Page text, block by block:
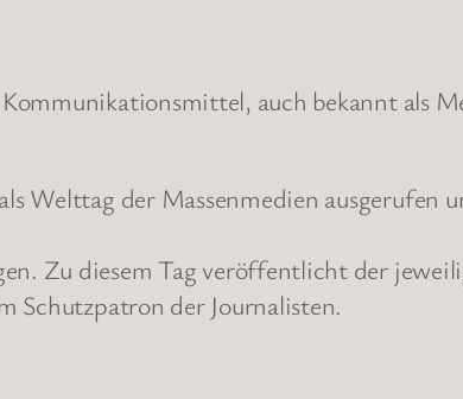
auch bekannt als
Welttag der Massenmedien ausgerufen
Zu diesem Tag veröffentlicht der
Schutzpatron der Journalisten.